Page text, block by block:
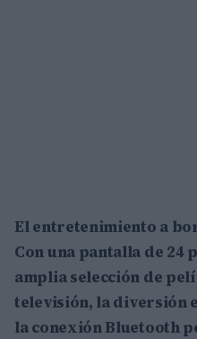
El entretenimiento a
Con una pantalla de 24
amplia selección de
televisión, la diversión
la conexión Bluetooth